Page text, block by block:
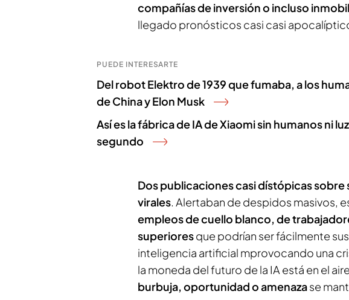
compañías de inversión o incluso
llegado pronósticos casi casi
PUEDE INTERESARTE
Del robot Elektro de 1939 que fumaba, a los
de China y Elon Musk
Así es la fábrica de IA de Xiaomi sin humanos ni
segundo
Dos publicaciones casi dístópicas sobre
virales. Alertaban de despidos masivos,
empleos de cuello blanco, de
superioresque podrían ser fácilmente
inteligencia artificial mprovocando una
la moneda del futuro de la IA está en el
burbuja, oportunidad o amenazase